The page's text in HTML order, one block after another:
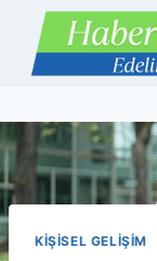
content
KIŞISEL GELIŞIM